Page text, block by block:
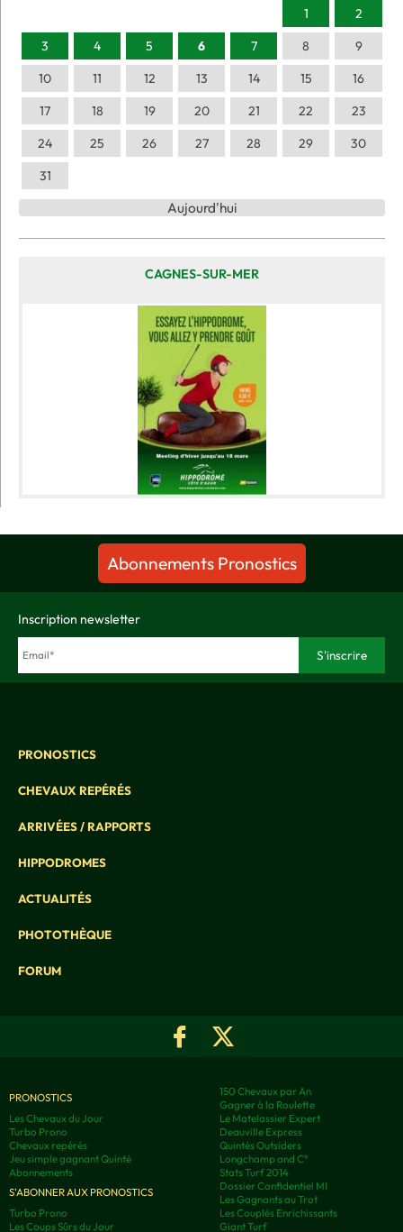
1
2
3
4 5 6 7 8
9
10
11 12 13 14 15
16
17
18 19 20 21 22
23
24
25 26 27 28 29
30
31
Aujourd'hui
CAGNES-SUR-MER
Abonnements Pronostics
Inscription newsletter
PRONOSTICS
CHEVAUX REPÉRÉS
ARRIVÉES / RAPPORTS
HIPPODROMES
ACTUALITÉS
PHOTOTHÈQUE
FORUM
PRONOSTICS
Les Chevaux du Jour
Turbo Prono
Chevaux repérés
Jeu simple gagnant Quinté
Abonnements
S'ABONNER AUX PRONOSTICS
Turbo Prono
Les Coups Sûrs du Jour
150 Chevaux par An
Gagner à la Roulette
Le Matelassier Expert
Deauville Express
Quintés Outsiders
Longchamp and C°
Stats Turf 2014
Dossier Confidentiel MI
Les Gagnants au Trot
Les Couplés Enrichissants
Giant Turf